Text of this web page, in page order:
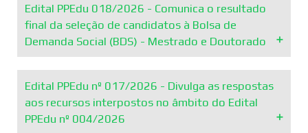
Leer más
Considerando Edital PPEdu n.018/2026, referente à Bolsa
de Demanda Social – BDS, a Comissão Coordenadora do
PPEdu convoca os estudantes.
Leer más
Edital PPEdu 018/2026 - Comunica o resultado
final da seleção de candidatos à Bolsa de
Demanda Social (BDS) - Mestrado e Doutorado
Comunica o resultado final da seleção de candidatos à
Bolsa de Demanda Social (BDS) – Mestrado e Doutorado,
conforme Edital PPEdu nº 004/2026, por ordem de
Edital PPEdu nº 017/2026 - Divulga as respostas
aos recursos interpostos no âmbito do Edital
PPEdu nº 004/2026